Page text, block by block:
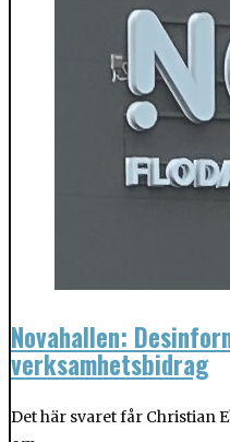
Novahallen:
verksamhetsbidrag
Det här svaret får Christian